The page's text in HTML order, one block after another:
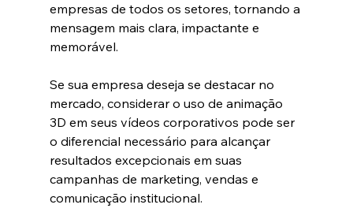
empresas de todos os setores, tornando a
mensagem mais clara, impactante e
memorável.
Se sua empresa deseja se destacar no
mercado, considerar o uso de animação
3D em seus vídeos corporativos pode ser
o diferencial necessário para alcançar
resultados excepcionais em suas
campanhas de marketing, vendas e
comunicação institucional.